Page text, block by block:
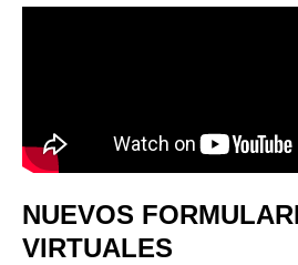
NUEVOS
VIRTUALES